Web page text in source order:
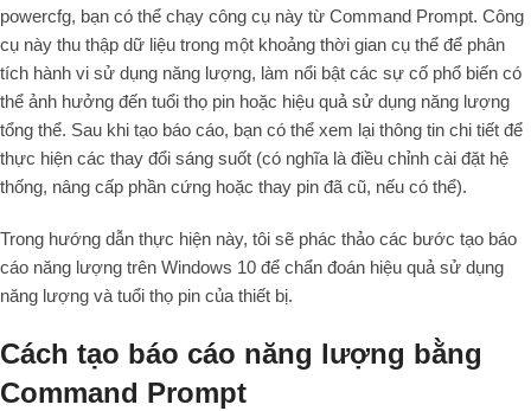
powercfg, bạn có thể chạy công cụ này từ Command Prompt. Công
cụ này thu thập dữ liệu trong một khoảng thời gian cụ thể để phân
tích hành vi sử dụng năng lượng, làm nổi bật các sự cố phổ biến có
thể ảnh hưởng đến tuổi thọ pin hoặc hiệu quả sử dụng năng lượng
tổng thể. Sau khi tạo báo cáo, bạn có thể xem lại thông tin chi tiết để
thực hiện các thay đổi sáng suốt (có nghĩa là điều chỉnh cài đặt hệ
thống, nâng cấp phần cứng hoặc thay pin đã cũ, nếu có thể).
Trong hướng dẫn thực hiện này, tôi sẽ phác thảo các bước tạo báo
cáo năng lượng trên Windows 10 để chẩn đoán hiệu quả sử dụng
năng lượng và tuổi thọ pin của thiết bị.
Cách tạo báo cáo năng lượng bằng
Command Prompt